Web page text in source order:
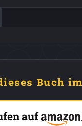
Buch
auf